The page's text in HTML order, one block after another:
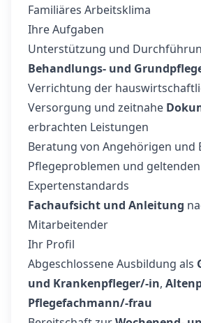
Familiäres Arbeitsklima
Ihre Aufgaben
Unterstützung und
Behandlungs- und
Verrichtung der
Versorgung und zeitnahe
erbrachten Leistungen
Beratung von Angehörigen und
Pflegeproblemen und
Expertenstandards
Fachaufsicht und Anleitung
Mitarbeitender
Ihr Profil
Abgeschlossene Ausbildung als
und Krankenpfleger/-in,
Pflegefachmann/-frau